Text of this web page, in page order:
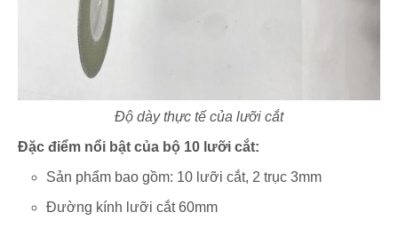
Độ dày thực tế của lưỡi cắt
Đặc điểm nổi bật của bộ 10 lưỡi cắt:
Sản phẩm bao gồm: 10 lưỡi cắt, 2 trục 3mm
Đường kính lưỡi cắt 60mm